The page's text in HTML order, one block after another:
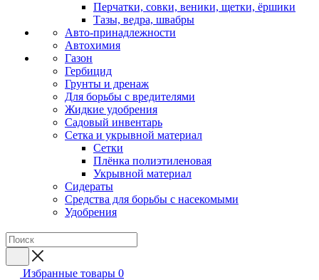
Перчатки, совки, веники, щетки, ёршики
Тазы, ведра, швабры
Авто-принадлежности
Автохимия
Газон
Гербицид
Грунты и дренаж
Для борьбы с вредителями
Жидкие удобрения
Садовый инвентарь
Сетка и укрывной материал
Сетки
Плёнка полиэтиленовая
Укрывной материал
Сидераты
Средства для борьбы с насекомыми
Удобрения
Избранные товары 0